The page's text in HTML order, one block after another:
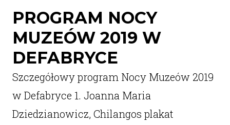
PROGRAM NOCY
MUZEÓW 2019 W
DEFABRYCE
Szczegółowy program Nocy Muzeów 2019
w Defabryce 1. Joanna Maria
Dziedzianowicz, Chilangos plakat